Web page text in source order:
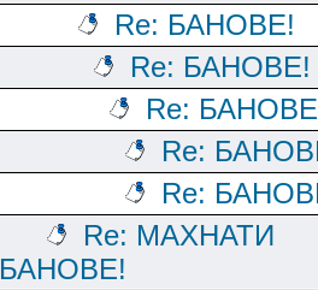
Re: БАНОВЕ!
Re: БАНОВЕ!
Re:
Re:
Re:
Re: МАХНАТИ
БАНОВЕ!